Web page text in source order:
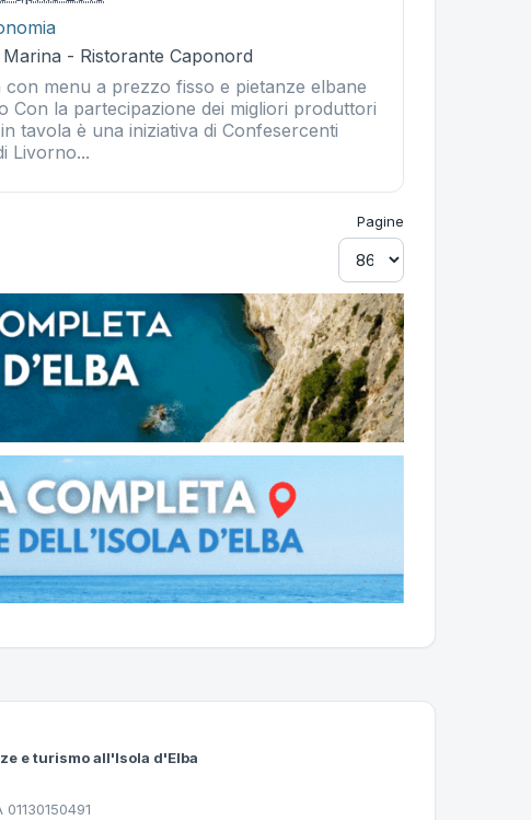
- Ristorante Caponord
con menu a prezzo fisso e pietanze elbane
Con la partecipazione dei migliori produttori
in tavola è una iniziativa di Confesercenti
Livorno...
Pagine
e turismo all'Isola d'Elba